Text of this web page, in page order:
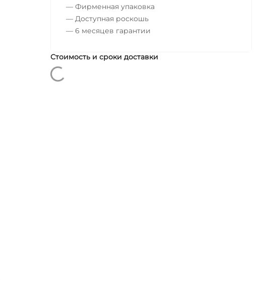
— Фирменная упаковка
— Доступная роскошь
— 6 месяцев гарантии
Стоимость и сроки доставки